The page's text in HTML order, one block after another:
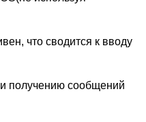
что сводится к вводу
получению сообщений